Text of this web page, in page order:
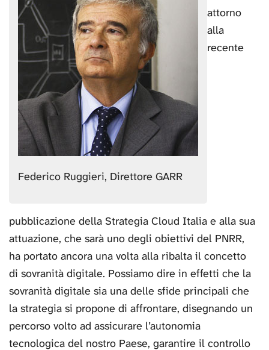
Federico Ruggieri, Direttore GARR
attorno
alla
recente
pubblicazione della Strategia Cloud Italia e alla sua
attuazione, che sarà uno degli obiettivi del PNRR,
ha portato ancora una volta alla ribalta il concetto
di sovranità digitale. Possiamo dire in effetti che la
sovranità digitale sia una delle sfide principali che
la strategia si propone di affrontare, disegnando un
percorso volto ad assicurare l’autonomia
tecnologica del nostro Paese, garantire il controllo